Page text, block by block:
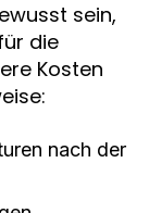
sein,
die
Kosten
nach der